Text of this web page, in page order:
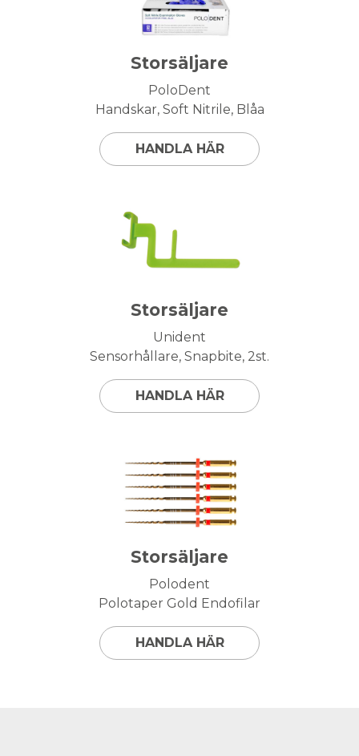
Storsäljare
PoloDent
Handskar, Soft Nitrile, Blåa
HANDLA HÄR
Storsäljare
Unident
Sensorhållare, Snapbite, 2st.
HANDLA HÄR
Storsäljare
Polodent
Polotaper Gold Endofilar
HANDLA HÄR